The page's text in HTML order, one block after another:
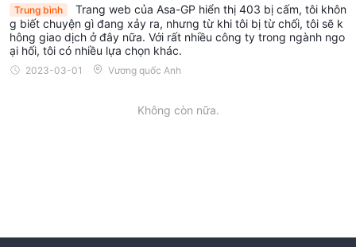
Trung bình
Trang web của Asa-GP hiển thị 403 bị cấm, tôi khôn
g biết chuyện gì đang xảy ra, nhưng từ khi tôi bị từ chối, tôi sẽ k
hông giao dịch ở đây nữa. Với rất nhiều công ty trong ngành ngo
ại hối, tôi có nhiều lựa chọn khác.
2023-03-01 Vương quốc Anh
Không còn nữa.